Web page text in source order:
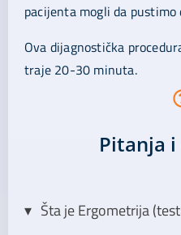
pacijenta mogli da pustimo
Ova dijagnostička
traje 20-30 minuta.
Pitanja
Šta je Ergometrija